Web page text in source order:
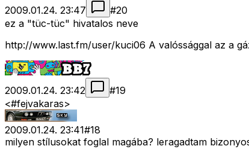
2009.01.24. 23:47 #20
ez a "tüc-tüc" hivatalos neve
http://www.last.fm/user/kuci06 A valóssággal az a
2009.01.24. 23:42 #19
<#fejvakaras>
2009.01.24. 23:41#18
milyen stílusokat foglal magába? leragadtam